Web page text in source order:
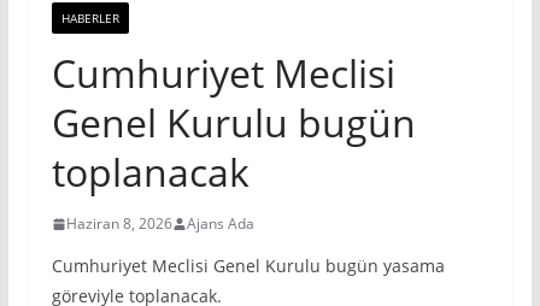
HABERLER
Cumhuriyet Meclisi
Genel Kurulu bugün
toplanacak
Haziran 8, 2026 Ajans Ada
Cumhuriyet Meclisi Genel Kurulu bugün yasama
göreviyle toplanacak.